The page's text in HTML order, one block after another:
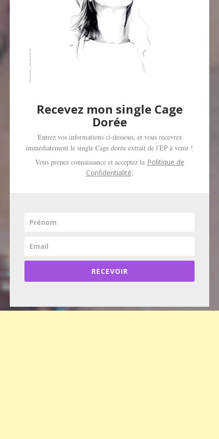
Recevez mon single Cage
Dorée
Entrez vos informations ci-dessous, et vous recevrez
immédiatement le single Cage dorée extrait de l'EP à venir !
Vous prenez connaissance et acceptez la Politique de
Confidentialité.
RECEVOIR